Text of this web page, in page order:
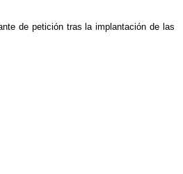
de petición tras la implantación de las